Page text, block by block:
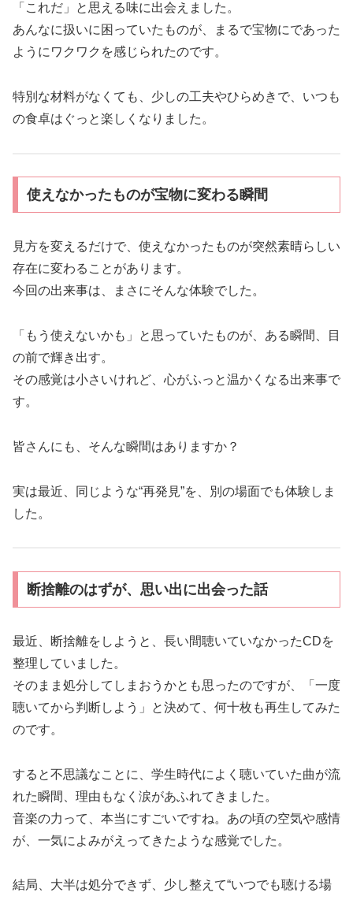
「これだ」と思える味に出会えました。
あんなに扱いに困っていたものが、まるで宝物にであった
ようにワクワクを感じられたのです。
特別な材料がなくても、少しの工夫やひらめきで、いつも
の食卓はぐっと楽しくなりました。
使えなかったものが宝物に変わる瞬間
見方を変えるだけで、使えなかったものが突然素晴らしい
存在に変わることがあります。
今回の出来事は、まさにそんな体験でした。
「もう使えないかも」と思っていたものが、ある瞬間、目
の前で輝き出す。
その感覚は小さいけれど、心がふっと温かくなる出来事で
す。
皆さんにも、そんな瞬間はありますか？
実は最近、同じような“再発見”を、別の場面でも体験しま
した。
断捨離のはずが、思い出に出会った話
最近、断捨離をしようと、長い間聴いていなかったCDを
整理していました。
そのまま処分してしまおうかとも思ったのですが、「一度
聴いてから判断しよう」と決めて、何十枚も再生してみた
のです。
すると不思議なことに、学生時代によく聴いていた曲が流
れた瞬間、理由もなく涙があふれてきました。
音楽の力って、本当にすごいですね。あの頃の空気や感情
が、一気によみがえってきたような感覚でした。
結局、大半は処分できず、少し整えて“いつでも聴ける場